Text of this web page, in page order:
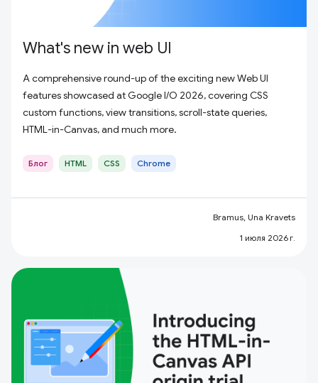
What's new in web UI
A comprehensive round-up of the exciting new Web UI
features showcased at Google I/O 2026, covering CSS
custom functions, view transitions, scroll-state queries,
HTML-in-Canvas, and much more.
Блог HTML CSS Chrome
Bramus, Una Kravets
1 июля 2026 г.